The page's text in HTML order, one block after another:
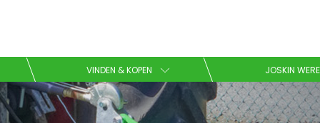
VINDEN & KOPEN JOSKIN
Kies uw taal
English